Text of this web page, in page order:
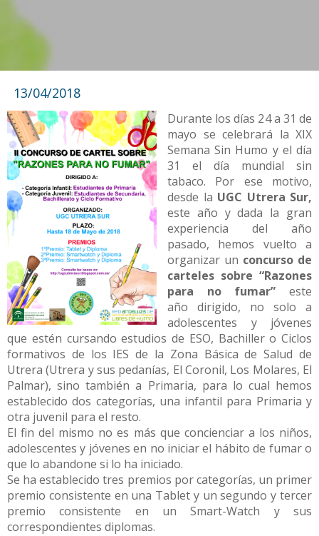
13/04/2018
Durante los días 24 a 31 de
mayo se celebrará la XIX
Semana Sin Humo y el día
31 el día mundial sin
tabaco. Por ese motivo,
desde la UGC Utrera Sur,
este año y dada la gran
experiencia del año
pasado, hemos vuelto a
organizar un concurso de
carteles sobre “Razones
para no fumar” este
año dirigido, no solo a
adolescentes y jóvenes
que estén cursando estudios de ESO, Bachiller o Ciclos
formativos de los IES de la Zona Básica de Salud de
Utrera (Utrera y sus pedanías, El Coronil, Los Molares, El
Palmar), sino también a Primaria, para lo cual hemos
establecido dos categorías, una infantil para Primaria y
otra juvenil para el resto.
El fin del mismo no es más que concienciar a los niños,
adolescentes y jóvenes en no iniciar el hábito de fumar o
que lo abandone si lo ha iniciado.
Se ha establecido tres premios por categorías, un primer
premio consistente en una Tablet y un segundo y tercer
premio consistente en un Smart-Watch y sus
correspondientes diplomas.